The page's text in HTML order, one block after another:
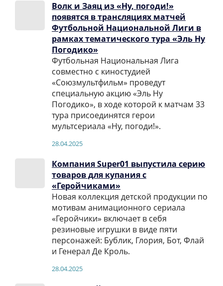
Волк и Заяц из «Ну, погоди!»
появятся в трансляциях матчей
Футбольной Национальной Лиги в
рамках тематического тура «Эль Ну
Погодико»
Футбольная Национальная Лига
совместно с киностудией
«Союзмультфильм» проведут
специальную акцию «Эль Ну
Погодико», в ходе которой к матчам 33
тура присоединятся герои
мультсериала «Ну, погоди!».
28.04.2025
Компания Super01 выпустила серию
товаров для купания с
«Геройчиками»
Новая коллекция детской продукции по
мотивам анимационного сериала
«Геройчики» включает в себя
резиновые игрушки в виде пяти
персонажей: Бублик, Глория, Бот, Флай
и Генерал Де Кроль.
28.04.2025